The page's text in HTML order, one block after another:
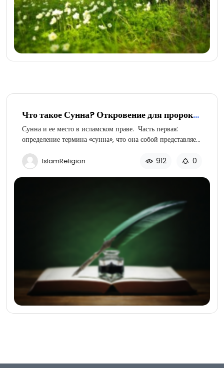
Что такое Сунна? Откровение для пророка
Мухаммада (часть 1 из 2)
Сунна и ее место в исламском праве. Часть первая:
определение термина «сунна», что она собой представляет,
IslamReligion 912 0